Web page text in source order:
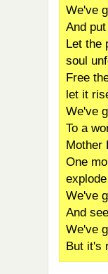
We've
And
Let the
soul
Free
let it
We've
To a
Mother
One
explode
We've
And
We've
But it's